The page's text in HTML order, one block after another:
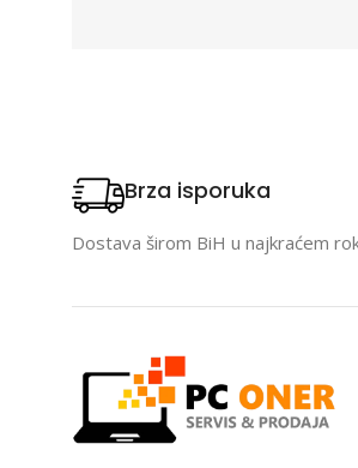
Brza isporuka
Dostava širom BiH u najkraćem